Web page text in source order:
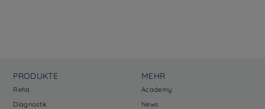
PRODUKTE
Reha
Diagnostik
MEHR
Academy
News